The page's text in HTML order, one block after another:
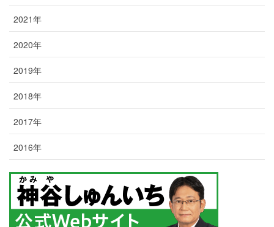
2021年
2020年
2019年
2018年
2017年
2016年